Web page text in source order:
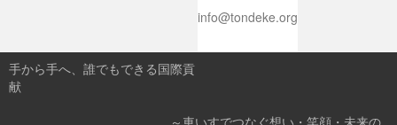
info@tondeke.org
手から手へ、誰でもできる国際貢
献
～車いすでつなぐ想い・笑顔・未来の